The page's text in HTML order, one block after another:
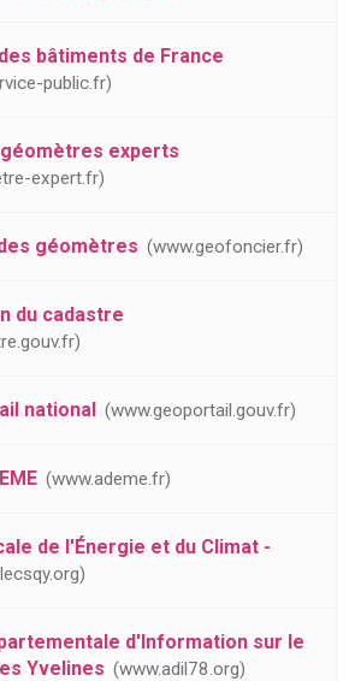
bâtiments de France
public.fr
experts
expert.fr
géomètres www.geofoncier.fr
du cadastre
national www.geoportail.gouv.fr
www.ademe.fr
de l'Énergie et du Climat -
d'Information sur le
Yvelines
www.adil78.org